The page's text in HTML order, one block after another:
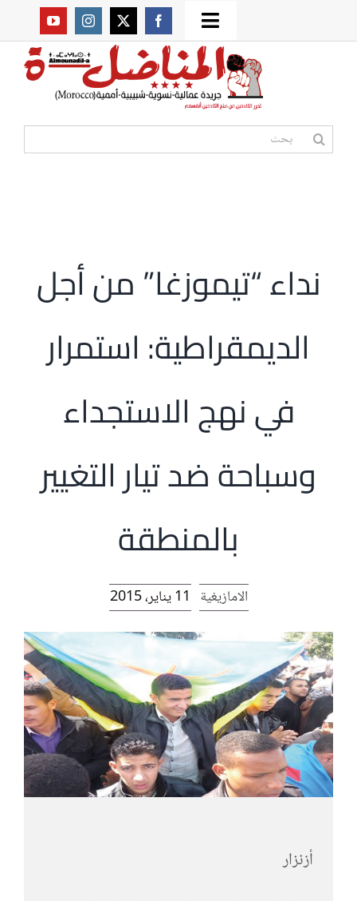
to
Toggle
Navigation
من نحن؟
افتتاحية موقع المناضل-ة
روابط
البحث
نداء “تيموزغا” من أجل
الديمقراطية: استمرار
في نهج الاستجداء
وسباحة ضد تيار التغيير
بالمنطقة
الامازيغية 11 يناير، 2015
أزنزار